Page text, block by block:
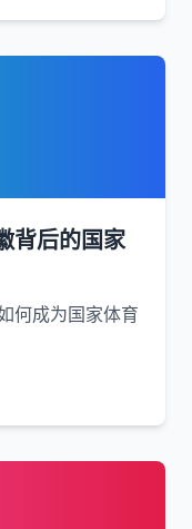
背后的国家
何成为国家体育